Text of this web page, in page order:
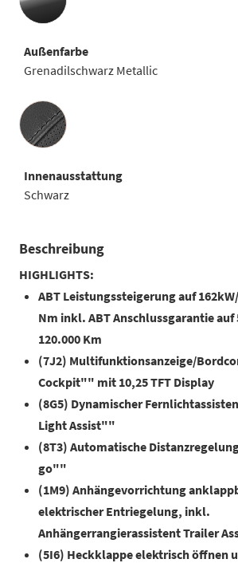
Außenfarbe
Grenadilschwarz Metallic
Innenausstattung
Innenausstattung
Schwarz
Beschreibung
HIGHLIGHTS:
ABT Leistungssteigerung auf
Nm inkl. ABT Anschlussgarantie auf
120.000 Km
(7J2) Multifunktionsanzeige/
Cockpit"" mit 10,25 TFT Display
(8G5) Dynamischer
Light Assist""
(8T3) Automatische
go""
(1M9) Anhängevorrichtung
elektrischer Entriegelung, inkl.
Anhängerrangierassistent Trailer
(5I6) Heckklappe elektrisch öffnen